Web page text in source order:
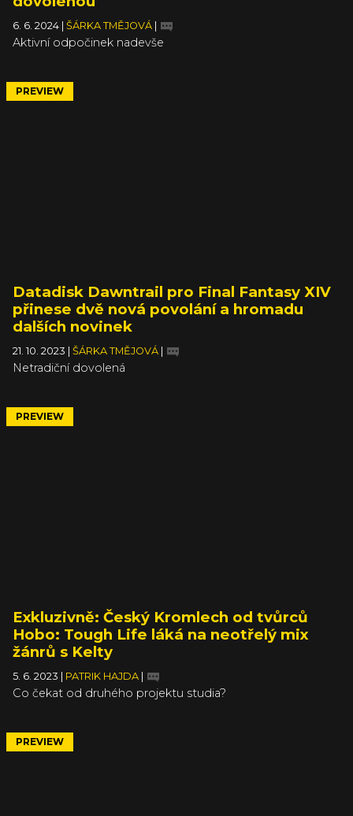
6. 6. 2024 ŠÁRKA TMĚJOVÁ
Aktivní odpočinek nadevše
PREVIEW
Datadisk Dawntrail pro Final Fantasy XIV
přinese dvě nová povolání a hromadu
dalších novinek
21. 10. 2023 ŠÁRKA TMĚJOVÁ
Netradiční dovolená
PREVIEW
Exkluzivně: Český Kromlech od tvůrců
Hobo: Tough Life láká na neotřelý mix
žánrů s Kelty
5. 6. 2023 PATRIK HAJDA
Co čekat od druhého projektu studia?
PREVIEW